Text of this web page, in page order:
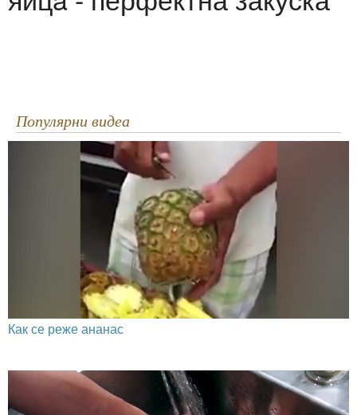
Популярни видеа
Как се реже ананас